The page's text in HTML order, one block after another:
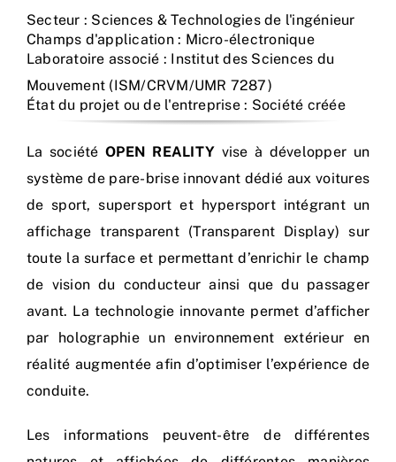
Secteur : Sciences & Technologies de l'ingénieur
Champs d'application : Micro-électronique
Laboratoire associé : Institut des Sciences du
Mouvement (ISM/CRVM/UMR 7287)
État du projet ou de l'entreprise : Société créée
La sociétéOPEN REALITY vise à développer un
système de pare-brise innovant dédié aux voitures
de sport, supersport et hypersport intégrant un
affichage transparent (Transparent Display) sur
toute la surface et permettant d’enrichir le champ
de vision du conducteur ainsi que du passager
avant. La technologie innovante permet d’afficher
par holographie un environnement extérieur en
réalité augmentée afin d’optimiser l’expérience de
conduite.
Les informations peuvent-être de différentes